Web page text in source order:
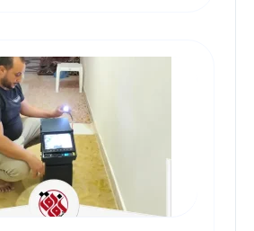
التفاعل الإيجابي مع العملاء
والاحترام.
0559915333لتجربة
يلتزم بأعلى معايير الدقة